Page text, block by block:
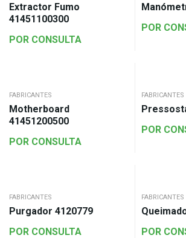
Extractor Fumo
41451100300
POR CONSULTA
POR
FABRICANTES
Motherboard
41451200500
POR CONSULTA
FABRICANTES
POR
FABRICANTES
Purgador 4120779
POR CONSULTA
FABRICANTES
POR